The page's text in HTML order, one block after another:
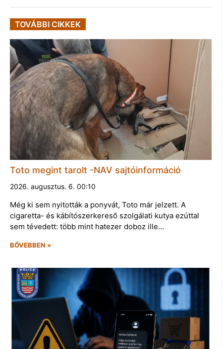
TOVÁBBI CIKKEK
Toto megint tarolt -NAV sajtóinformáció
2026. augusztus. 6. 00:10
Még ki sem nyitották a ponyvát, Toto már jelzett. A
cigaretta- és kábítószerkereső szolgálati kutya ezúttal
sem tévedett: több mint hatezer doboz ille…
BŐVEBBEN »